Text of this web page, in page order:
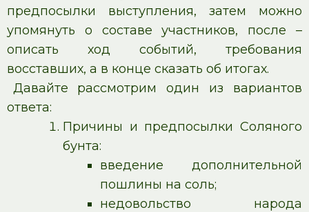
предпосылки выступления, затем можно
упомянуть о составе участников, после –
описать ход событий, требования
восставших, а в конце сказать об итогах.
Давайте рассмотрим один из вариантов
ответа:
Причины и предпосылки Соляного
бунта:
введение дополнительной
пошлины на соль;
недовольство народа